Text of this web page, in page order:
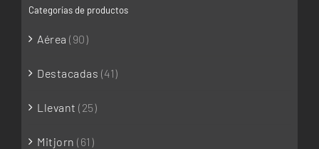
Categorías de productos
Aérea (90)
Destacadas (41)
Llevant (25)
Mitjorn (61)